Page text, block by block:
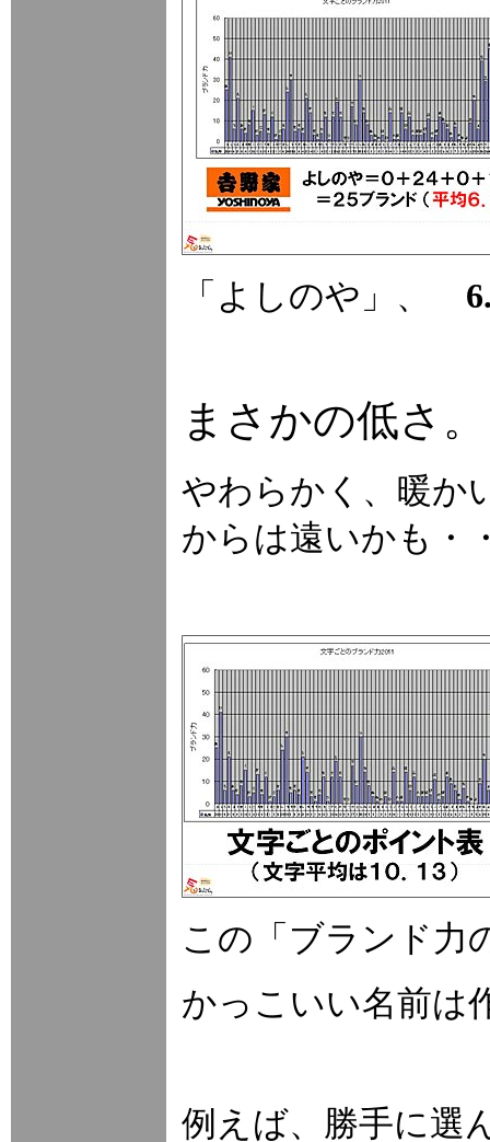
「よしのや」、
まさかの低さ。
やわらかく、暖か
からは遠いかも・
この「ブランド力
かっこいい名前は
例えば、勝手に選